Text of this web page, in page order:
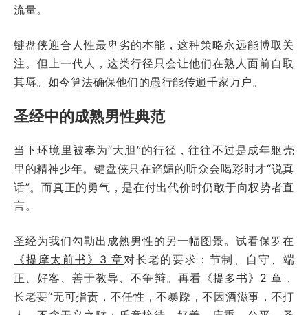
流量。
键盘侠迎合人性最卑劣的本能，这种策略永远能博取关
注。但上一代人，这类行径只会让他们在熟人面前自取
其辱。如今算法确保他们的愚行能传遍千家万户。
圣经中的成熟男性典范
当下环境里被奉为“大胆”的行径，往往不过是成年躯壳
里的精神少年。键盘侠只在谄媚的听众会喝彩时才“说真
话”。而真正的勇气，是在付出代价时仍敢于向权势者直
言。
圣经为我们勾勒出成熟男性的另一幅图景。试看保罗在
《提摩太前书》3 章对长老的要求：节制、自守、端
正、好客、善于教导、不争辩。再看 《提多书》2 章 ，
长老要“无可指责，不任性，不暴躁，不因酒滋事，不打